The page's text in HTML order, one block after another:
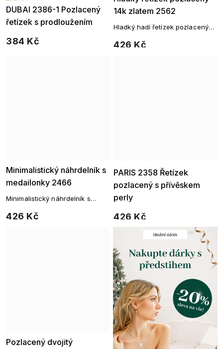
DUBAI 2386-1 Pozlacený
řetízek s prodloužením
384 Kč
14k zlatem 2562
426 Kč
Hladký hadí řetízek pozlacený
Minimalistický náhrdelník s
medailonky 2466
426 Kč
Minimalistický náhrdelník s
PARIS 2358 Řetízek
pozlacený s přívěskem
perly
Ellami
426 Kč
Pozlacený dvojitý